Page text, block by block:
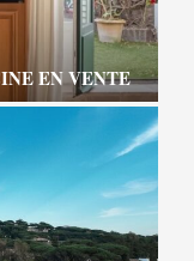
EN VENTE